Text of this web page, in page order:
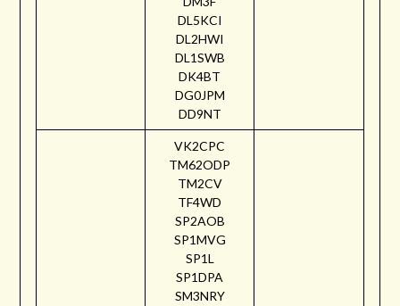
DL5KCI
DL2HWI
DL1SWB
DK4BT
DG0JPM
DD9NT
VK2CPC
TM62ODP
TM2CV
TF4WD
SP2AOB
SP1MVG
SP1L
SP1DPA
SM3NRY